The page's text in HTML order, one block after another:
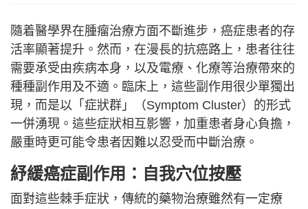
隨着醫學界在腫瘤治療方面不斷進步，癌症患者的存
活率顯著提升。然而，在漫長的抗癌路上，患者往往
需要承受由疾病本身，以及電療、化療等治療帶來的
種種副作用及不適。臨床上，這些副作用很少單獨出
現，而是以「症狀群」（Symptom Cluster）的形式
一併湧現。這些症狀相互影響，加重患者身心負擔，
嚴重時更可能令患者因難以忍受而中斷治療。
紓緩癌症副作用：自我穴位按壓
面對這些棘手症狀，傳統的藥物治療雖然有一定療